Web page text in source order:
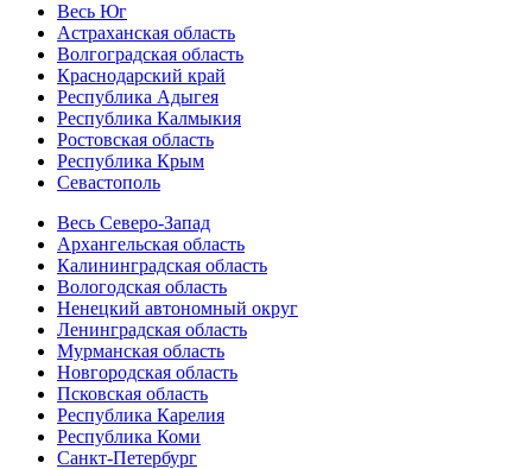
Весь Юг
Астраханская область
Волгоградская область
Краснодарский край
Республика Адыгея
Республика Калмыкия
Ростовская область
Республика Крым
Севастополь
Весь Северо-Запад
Архангельская область
Калининградская область
Вологодская область
Ненецкий автономный округ
Ленинградская область
Мурманская область
Новгородская область
Псковская область
Республика Карелия
Республика Коми
Санкт-Петербург